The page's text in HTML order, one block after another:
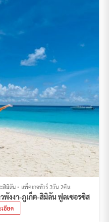
สิมิลัน แพ็คเกจทัวร์ 3วัน 2คืน
พังงา-ภูเก็ต-สิมิลัน ฟูลเซอรซิส
อียด